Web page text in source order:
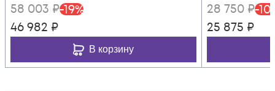
58 003 ₽-19%
46 982 ₽
В корзину
28 750 ₽-10
25 875 ₽